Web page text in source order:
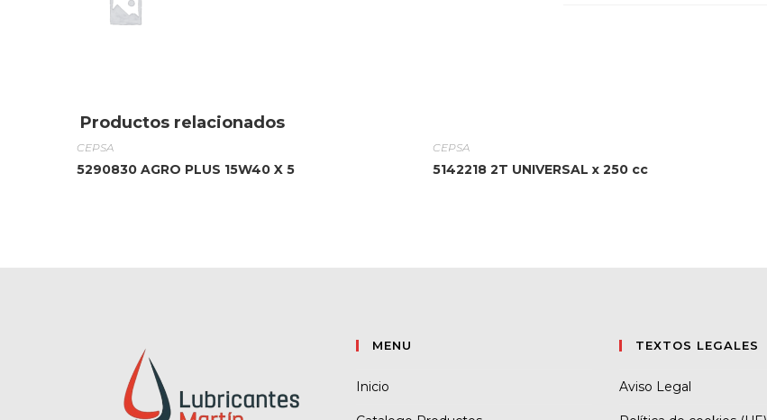
Productos relacionados
CEPSA
5290830 AGRO PLUS 15W40 X 5
CEPSA
5142218 2T UNIVERSAL x 250 cc
MENU
Inicio
TEXTOS LEGALES
Aviso Legal